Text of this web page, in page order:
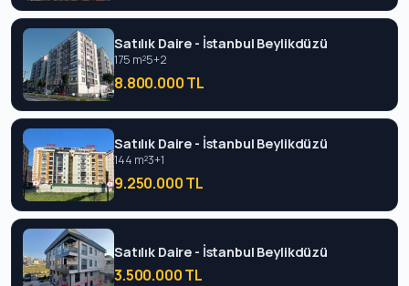
Satılık Daire - İstanbul Beylikdüzü
175 m²5+2
8.800.000 TL
Satılık Daire - İstanbul Beylikdüzü
144 m²3+1
9.250.000 TL
Satılık Daire - İstanbul Beylikdüzü
3.500.000 TL